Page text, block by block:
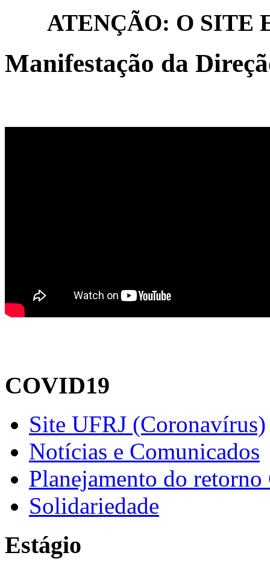
ATENÇÃO: O SITE
Manifestação da
COVID19
Site UFRJ (Coronavírus)
Notícias e Comunicados
Planejamento do retorno
Solidariedade
Estágio